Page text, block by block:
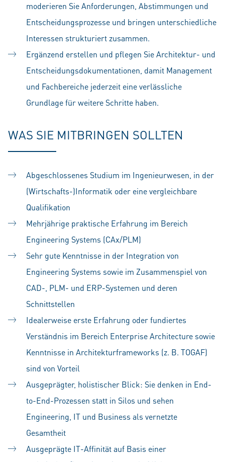
moderieren Sie Anforderungen, Abstimmungen und
Entscheidungsprozesse und bringen unterschiedliche
Interessen strukturiert zusammen.
Ergänzend erstellen und pflegen Sie Architektur- und
Entscheidungsdokumentationen, damit Management
und Fachbereiche jederzeit eine verlässliche
Grundlage für weitere Schritte haben.
WAS SIE MITBRINGEN SOLLTEN
Abgeschlossenes Studium im Ingenieurwesen, in der
(Wirtschafts-)Informatik oder eine vergleichbare
Qualifikation
Mehrjährige praktische Erfahrung im Bereich
Engineering Systems (CAx/PLM)
Sehr gute Kenntnisse in der Integration von
Engineering Systems sowie im Zusammenspiel von
CAD-, PLM- und ERP-Systemen und deren
Schnittstellen
Idealerweise erste Erfahrung oder fundiertes
Verständnis im Bereich Enterprise Architecture sowie
Kenntnisse in Architekturframeworks (z. B. TOGAF)
sind von Vorteil
Ausgeprägter, holistischer Blick: Sie denken in End-
to-End-Prozessen statt in Silos und sehen
Engineering, IT und Business als vernetzte
Gesamtheit
Ausgeprägte IT-Affinität auf Basis einer